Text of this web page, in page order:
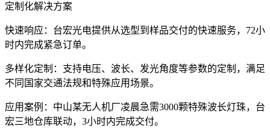
定制化解决方案
快速响应：台宏光电提供从选型到样品交付的快速服务，72小
时内完成紧急订单。
多样化定制：支持电压、波长、发光角度等参数的定制，满足
不同国家交通法规和特殊应用场景。
应用案例：中山某无人机厂凌晨急需3000颗特殊波长灯珠，台
宏三地仓库联动，3小时内完成交付。